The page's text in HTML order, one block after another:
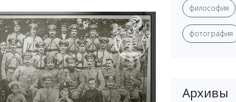
философия
фотография
Архивы